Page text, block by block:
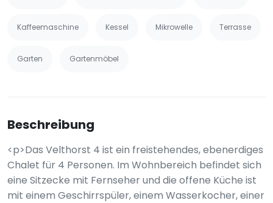
Kaffeemaschine Kessel Mikrowelle Terrasse
Garten Gartenmöbel
Beschreibung
<p>Das Velthorst 4 ist ein freistehendes, ebenerdiges
Chalet für 4 Personen. Im Wohnbereich befindet sich
eine Sitzecke mit Fernseher und die offene Küche ist
mit einem Geschirrspüler, einem Wasserkocher, einer